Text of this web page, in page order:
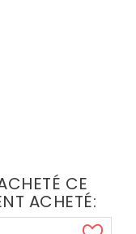
CE
ACHETÉ: